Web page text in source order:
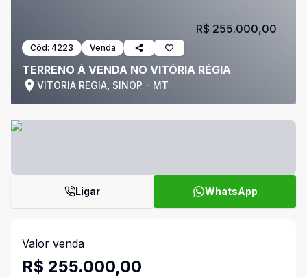
Cód: 4223 Venda
TERRENO Á VENDA NO VITÓRIA RÉGIA
VITORIA REGIA, SINOP - MT
R$ 255.000,00
Ligar WhatsApp
Valor venda
R$ 255.000,00